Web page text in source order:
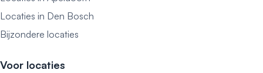
Locaties in Den Bosch
Bijzondere locaties
Voor locaties